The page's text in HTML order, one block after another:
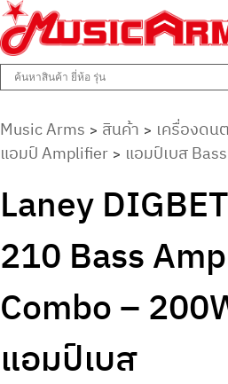
Music Arms
ศูนย์รวมครื่องดนตรีทุกชนิด ตั้งแต่เริ่มต้
Music Arms > สินค้า > เครื่องดน
แอมป์ Amplifier > แอมป์เบส
Laney
210 Bass
Combo –
แอมป์เบส